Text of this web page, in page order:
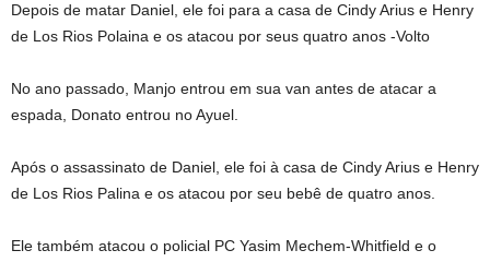
Depois de matar Daniel, ele foi para a casa de Cindy Arius e Henry
de Los Rios Polaina e os atacou por seus quatro anos -Volto
No ano passado, Manjo entrou em sua van antes de atacar a
espada, Donato entrou no Ayuel.
Após o assassinato de Daniel, ele foi à casa de Cindy Arius e Henry
de Los Rios Palina e os atacou por seu bebê de quatro anos.
Ele também atacou o policial PC Yasim Mechem-Whitfield e o